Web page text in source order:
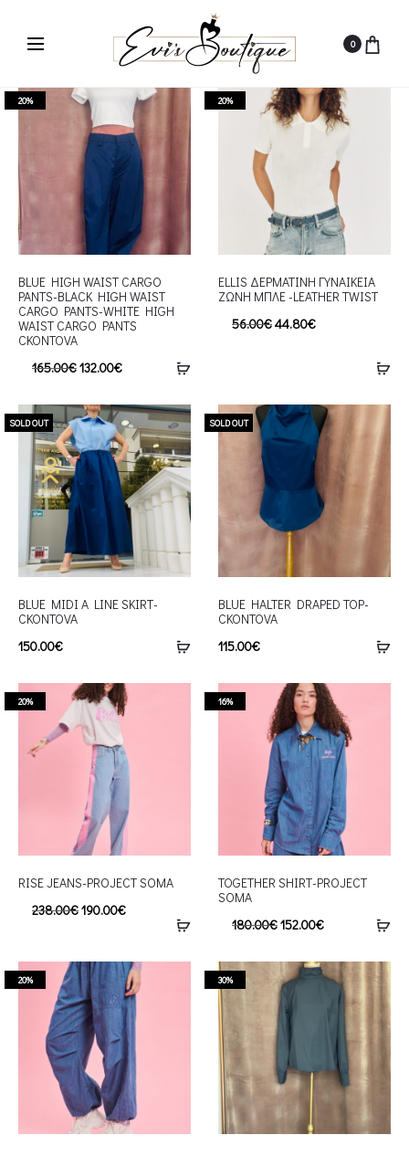
0
20%
BLUE HIGH WAIST CARGO
PANTS-BLACK HIGH WAIST
CARGO PANTS-WHITE HIGH
WAIST CARGO PANTS
CKONTOVA
165.00€132.00€
20%
ELLIS ΔΕΡΜΑΤΙΝΗ ΓΥΝΑΙΚΕΙΑ
ΖΩΝΗ ΜΠΛΕ -LEATHER TWIST
56.00€44.80€
SOLD OUT
BLUE MIDI A LINE SKIRT-
CKONTOVA
150.00€
SOLD OUT
BLUE HALTER DRAPED TOP-
CKONTOVA
115.00€
20%
RISE JEANS-PROJECT SOMA
238.00€190.00€
16%
TOGETHER SHIRT-PROJECT
SOMA
180.00€152.00€
20% 30%